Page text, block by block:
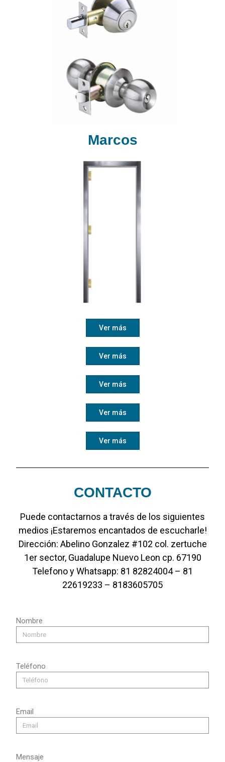
Marcos
Ver más
Ver más
Ver más
Ver más
Ver más
CONTACTO
Puede contactarnos a través de los siguientes
medios ¡Estaremos encantados de escucharle!
Dirección: Abelino Gonzalez #102 col. zertuche
1er sector, Guadalupe Nuevo Leon cp. 67190
Telefono y Whatsapp: 81 82824004 – 81
22619233 – 8183605705
Nombre
Teléfono
Email
Mensaje